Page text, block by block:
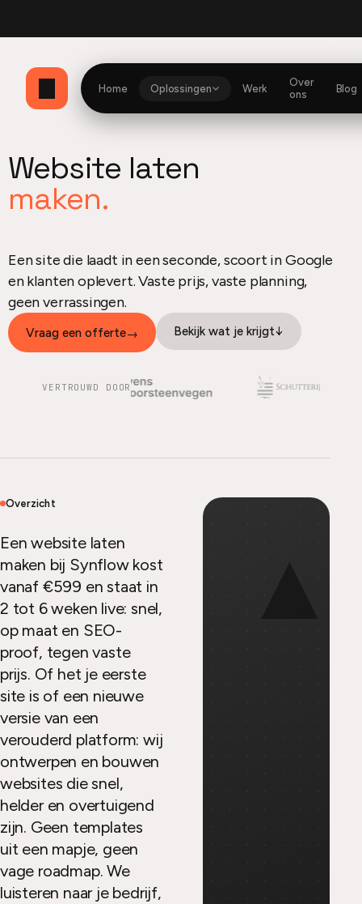
Home Oplossingen Werk
Over
ons
Blog
Website laten
maken.
Een site die laadt in een seconde, scoort in Google
en klanten oplevert. Vaste prijs, vaste planning,
geen verrassingen.
Vraag een offerte→ Bekijk wat je krijgt↓
VERTROUWD DOOR
Overzicht
Een website laten
maken bij Synflow kost
vanaf €599 en staat in
2 tot 6 weken live: snel,
op maat en SEO-
proof, tegen vaste
prijs. Of het je eerste
site is of een nieuwe
versie van een
verouderd platform: wij
ontwerpen en bouwen
websites die snel,
helder en overtuigend
zijn. Geen templates
uit een mapje, geen
vage roadmap. We
luisteren naar je bedrijf,
▲